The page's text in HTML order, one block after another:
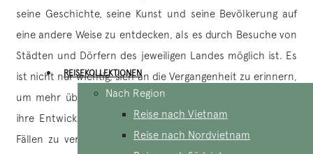
REISEKOLLEKTIONEN
Nach Region
Reise nach Vietnam
Reise nach Nordvietnam
seine Geschichte, seine Kunst und seine Bevölkerung auf
eine andere Weise zu entdecken, als es durch Besuche von
Städten und Dörfern des jeweiligen Landes möglich ist. Es
ist nicht nur wichtig, sich an die Vergangenheit zu erinnern,
um mehr über die Zivilisationen vor uns zu erfahren und
ihre Entwicklung zu sehen, sondern auch, um in einigen
Fällen zu verhindern, dass sich diese wiederholt: Dies ist